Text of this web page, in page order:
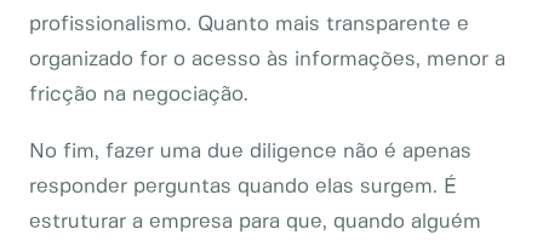
profissionalismo. Quanto mais transparente e
organizado for o acesso às informações, menor a
fricção na negociação.
No fim, fazer uma due diligence não é apenas
responder perguntas quando elas surgem. É
estruturar a empresa para que, quando alguém